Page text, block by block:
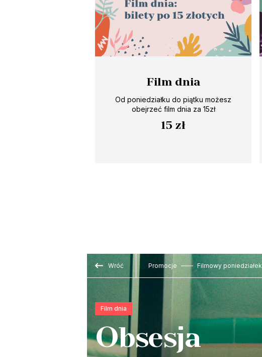
Film dnia
Od poniedziałku do piątku możesz
obejrzeć film dnia za 15zł
15 zł
Wróć Promocje Filmowy poniedziałek
Film dnia
Obsesja